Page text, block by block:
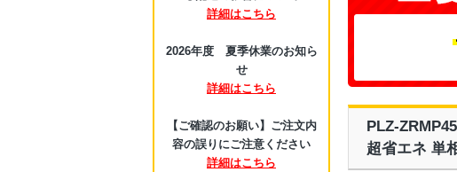
PLZ-
超省エネ 単
詳細はこちら
2026年度 夏季休業のお知ら
せ
詳細はこちら
【ご確認のお願い】ご注文内
容の誤りにご注意ください
詳細はこちら